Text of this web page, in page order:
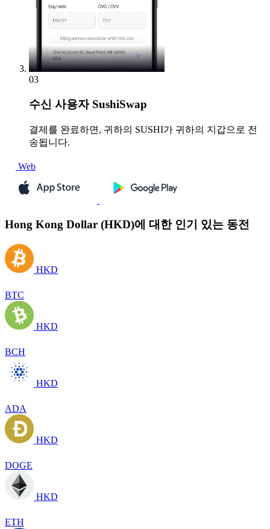
03
수신 사용자 SushiSwap
결제를 완료하면, 귀하의 SUSHI가 귀하의 지갑으로 전
송됩니다.
Web
Hong Kong Dollar (HKD)에 대한 인기 있는 동전
HKD
BTC
HKD
BCH
HKD
ADA
HKD
DOGE
HKD
ETH